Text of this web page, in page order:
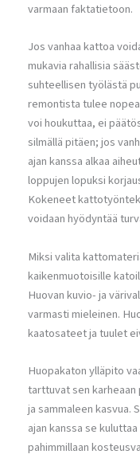
varmaan faktatietoon.
Jos vanhaa kattoa
mukavia rahallisia
suhteellisen työlästä
remontista tulee
voi houkuttaa, ei
silmällä pitäen; jos
ajan kanssa alkaa
loppujen lopuksi
Kokeneet
voidaan hyödyntää
Miksi valita
kaikenmuotoisille
Huovan kuvio- ja
varmasti mieleinen.
kaatosateet ja tuulet
Huopakaton ylläpito
tarttuvat sen
ja sammaleen kasvua.
ajan kanssa se
pahimmillaan